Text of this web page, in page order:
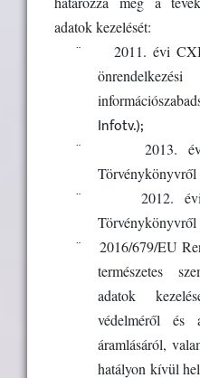
adatok kezelését:
¨
2011. évi
Infotv.);
¨
2013.
Törvénykönyvről
¨
2012.
Törvénykönyvről
¨
2016/679/EU
természetes
adatok
védelméről és
áramlásáról,
hatályon kívül